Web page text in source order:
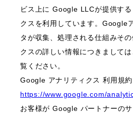
ビス上に Google LLCが提供す
クスを利用しています。Google
タが収集、処理される仕組みそ
クスの詳しい情報につきまして
覧ください。
Google アナリティクス 利用規約
https://www.google.com/
お客様が Google パートナーの